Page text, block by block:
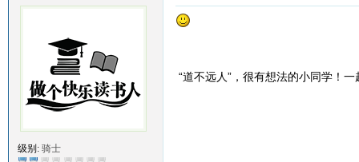
级别: 骑士
“道不远人”，很有想法的小同学！